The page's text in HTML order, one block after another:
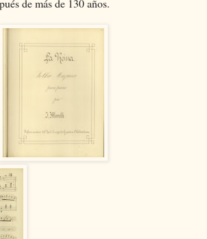
de más de 130 años.